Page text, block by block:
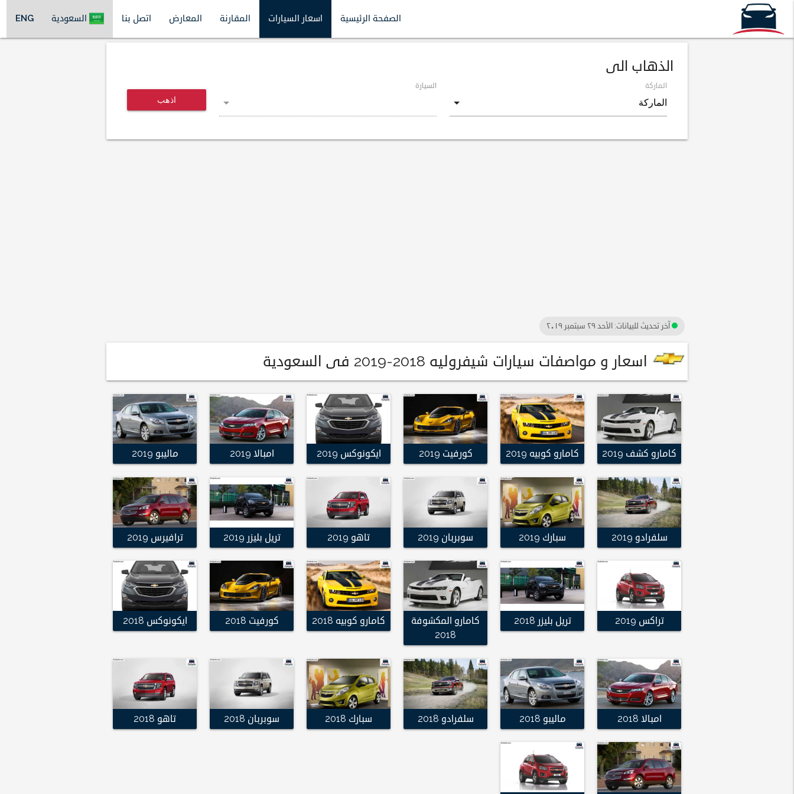
الصفحة الرئيسية اسعار السيارات المقارنة المعارض اتصل بنا السعودية ENG
الذهاب الى
الماركة
السيارة
اذهب
آخر تحديث للبيانات: الأحد ٢٩ سبتمبر ٢٠١٩
اسعار و مواصفات سيارات شيفروليه 2018-2019 فى السعودية
كامارو كشف 2019 كامارو كوبيه 2019 كورفيت 2019 ايكونوكس 2019 امبالا 2019 ماليبو 2019
سلفرادو 2019 سبارك 2019 سوبربان 2019 تاهو 2019 تريل بليزر 2019 ترافيرس 2019
تراكس 2019 تريل بليزر 2018
كامارو المكشوفة
2018
كامارو كوبيه 2018 كورفيت 2018 ايكونوكس 2018
امبالا 2018 ماليبو 2018 سلفرادو 2018 سبارك 2018 سوبربان 2018 تاهو 2018